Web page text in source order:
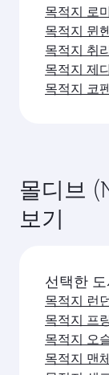
목적지 로
목적지 뮌
목적지 취
목적지 제
목적지 코
몰디브
보기
선택한
목적지 런
목적지 프
목적지 오
목적지 맨